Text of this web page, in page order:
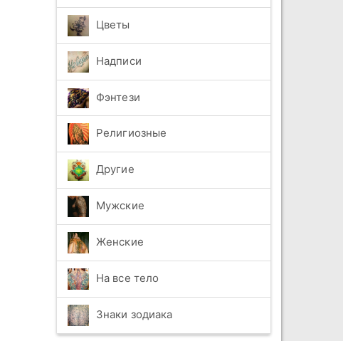
Цветы
Надписи
Фэнтези
Религиозные
Другие
Мужские
Женские
На все тело
Знаки зодиака